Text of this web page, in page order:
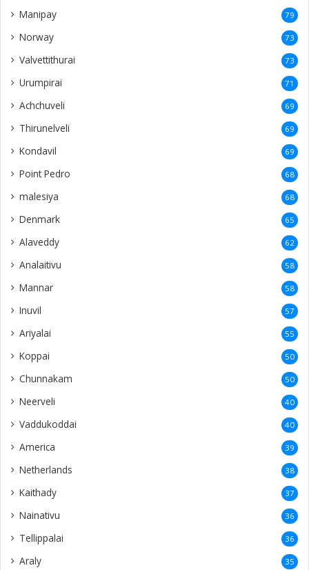
Manipay 79
Norway 73
Valvettithurai 73
Urumpirai 71
Achchuveli 69
Thirunelveli 69
Kondavil 69
Point Pedro 68
malesiya 68
Denmark 65
Alaveddy 62
Analaitivu 58
Mannar 58
Inuvil 57
Ariyalai 55
Koppai 50
Chunnakam 50
Neerveli 40
Vaddukoddai 40
America 39
Netherlands 38
Kaithady 37
Nainativu 36
Tellippalai 36
Araly 35